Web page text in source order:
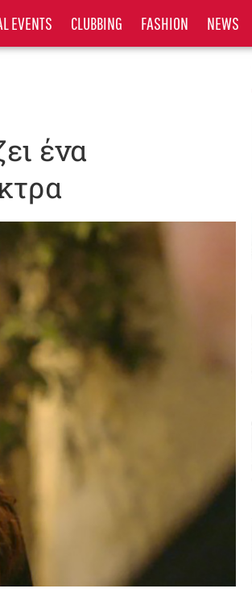
EVENTS CLUBBING FASHION NEWS
ένα